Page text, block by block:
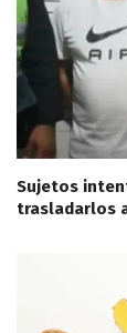
Sujetos
trasladarlos